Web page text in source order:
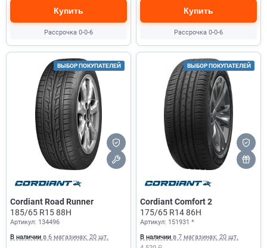
Купить
Рассрочка 0-0-6
Купить
Рассрочка 0-0-6
ВЫБОР ПОКУПАТЕЛЕЙ
Cordiant Road Runner
185/65 R15 88H
Артикул: 134496
В наличии в 6 магазинах: 20 шт.
ВЫБОР ПОКУПАТЕЛЕЙ
Cordiant Comfort 2
175/65 R14 86H
Артикул: 151931 *
В наличии в 7 магазинах: 20 шт.